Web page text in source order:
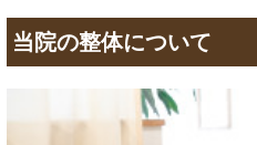
当院の整体について